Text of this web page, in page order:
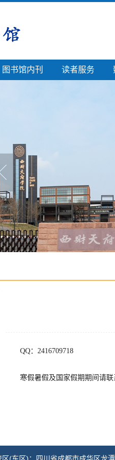
图书馆内刊 读者服务
QQ：2416709718
寒假暑假及国家假期期间请联